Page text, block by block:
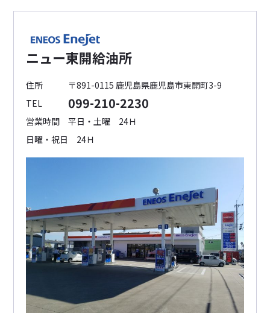
ニュー東開給油所
住所
〒891-0115 鹿児島県鹿児島市東開町3-9
TEL
099-210-2230
営業時間
平日・土曜 24Ｈ
日曜・祝日 24Ｈ